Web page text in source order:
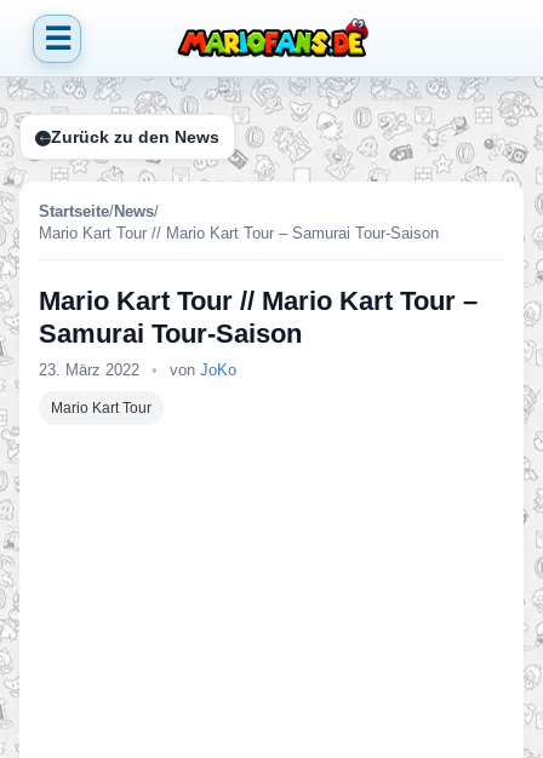
☰
Zurück zu den News
Startseite/News/
Mario Kart Tour // Mario Kart Tour – Samurai Tour-Saison
Mario Kart Tour // Mario Kart Tour –
Samurai Tour-Saison
23. März 2022 • von JoKo
Mario Kart Tour